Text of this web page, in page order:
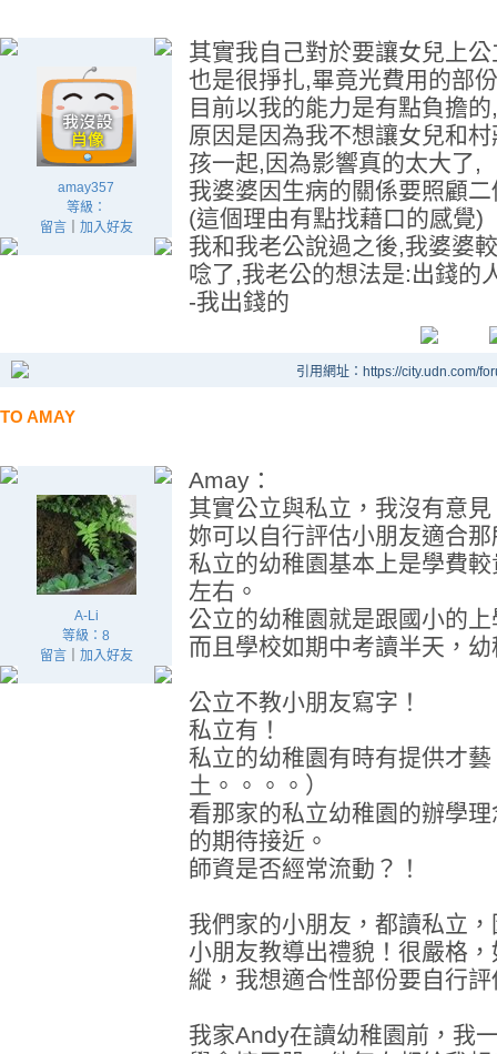
amay357
等級：
留言｜ 加入好友
其實我自己對於要讓女兒上
也是很掙扎,畢竟光費用的部
目前以我的能力是有點負擔
原因是因為我不想讓女兒和
孩一起,因為影響真的太大了,
我婆婆因生病的關係要照顧
(這個理由有點找藉口的感覺)
我和我老公說過之後,我婆婆
唸了,我老公的想法是:出錢的
-我出錢的
引用網址：https://city.udn.com/
TO AMAY
A-Li
等級：8
留言｜ 加入好友
Amay：
其實公立與私立，我沒有意見
妳可以自行評估小朋友適合
私立的幼稚園基本上是學費
左右。
公立的幼稚園就是跟國小的
而且學校如期中考讀半天，
公立不教小朋友寫字！
私立有！
私立的幼稚園有時有提供才
土。。。。）
看那家的私立幼稚園的辦學
的期待接近。
師資是否經常流動？！
我們家的小朋友，都讀私立
小朋友教導出禮貌！很嚴格
縱，我想適合性部份要自行
我家Andy在讀幼稚園前，我